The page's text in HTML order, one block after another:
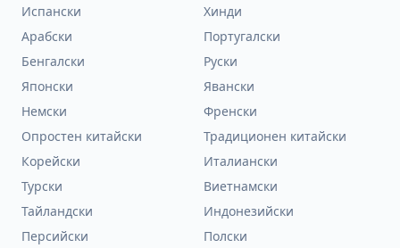
Испански
Хинди
Арабски
Португалски
Бенгалски
Руски
Японски
Явански
Немски
Френски
Опростен китайски
Традиционен китайски
Корейски
Италиански
Турски
Виетнамски
Тайландски
Индонезийски
Персийски
Полски